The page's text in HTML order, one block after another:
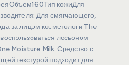
кожиДля
Для смягчающего,
за лицом косметологи The
лосьоном
Moisture Milk. Средство с
текстурой подходит для